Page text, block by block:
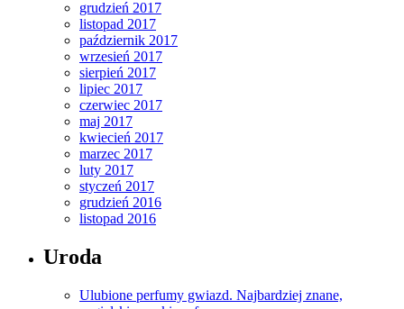
grudzień 2017
listopad 2017
październik 2017
wrzesień 2017
sierpień 2017
lipiec 2017
czerwiec 2017
maj 2017
kwiecień 2017
marzec 2017
luty 2017
styczeń 2017
grudzień 2016
listopad 2016
Uroda
Ulubione perfumy gwiazd. Najbardziej znane,